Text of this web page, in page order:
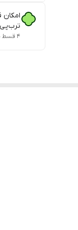
ترب‌پی
۴ قسط ماهانه. بدون سود، چک و ضامن.